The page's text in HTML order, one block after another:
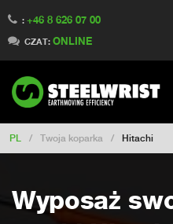
: +46 8 626 07 00
CZAT: ONLINE
Switch to Finland
Switch to Denmark
Switch to China
Switch to Australia
Change market
PL / Twoja koparka / Hitachi
Wyposaż